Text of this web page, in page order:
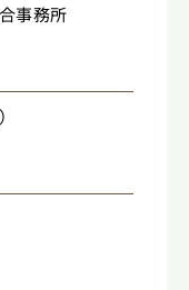
事務所